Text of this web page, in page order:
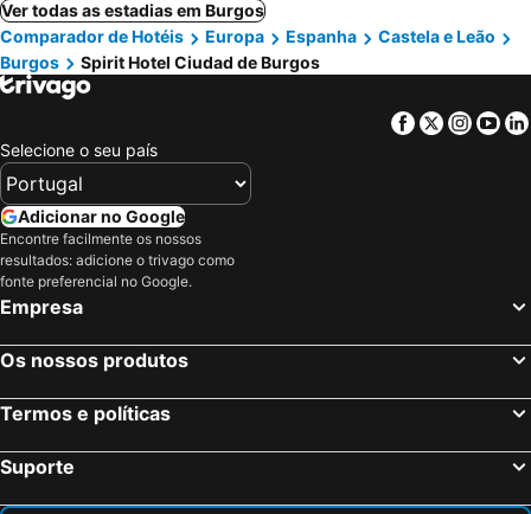
Ver todas as estadias em Burgos
Comparador de Hotéis
Europa Espanha
Castela e Leão
Burgos
Spirit Hotel Ciudad de Burgos
Facebook
Twitter
Selecione o seu país
Adicionar no Google
Encontre facilmente os nossos
resultados: adicione o trivago como
fonte preferencial no Google.
Empresa
Os nossos produtos
Termos e políticas
Suporte